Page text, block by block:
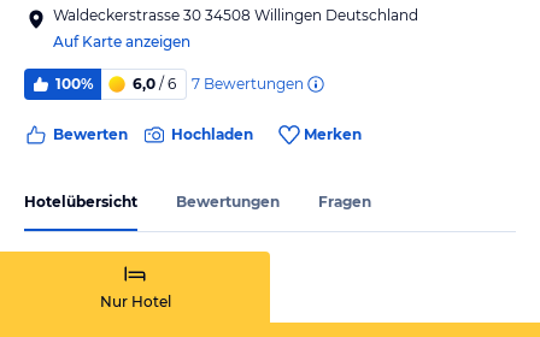
Waldeckerstrasse 30 34508 Willingen Deutschland
Auf Karte anzeigen
100% 6,0 / 6 7 Bewertungen
Bewerten Hochladen Merken
Hotelübersicht Bewertungen Fragen
Nur Hotel